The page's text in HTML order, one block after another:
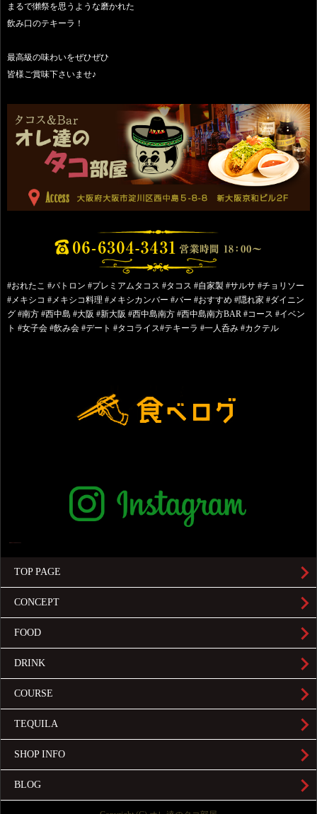
まるで獺祭を思うような磨かれた
飲み口のテキーラ！
最高級の味わいをぜひぜひ
皆様ご賞味下さいませ♪
#おれたこ #パトロン #プレミアムタコス #タコス #自家製 #サルサ #チョリソー
#メキシコ #メキシコ料理 #メキシカンバー #バー #おすすめ #隠れ家 #ダイニン
グ #南方 #西中島 #大阪 #新大阪 #西中島南方 #西中島南方BAR #コース #イベン
ト #女子会 #飲み会 #デート #タコライス#テキーラ #一人呑み #カクテル
TOP PAGE
CONCEPT
FOOD
DRINK
COURSE
TEQUILA
SHOP INFO
BLOG